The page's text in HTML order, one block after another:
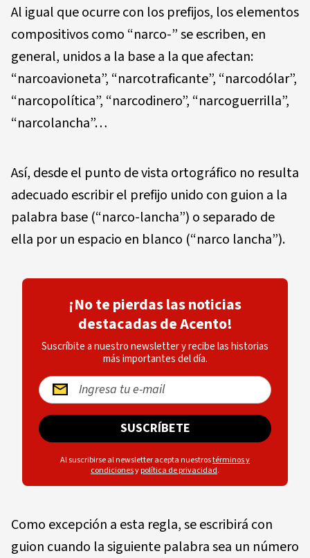
Al igual que ocurre con los prefijos, los elementos
compositivos como “narco-” se escriben, en
general, unidos a la base a la que afectan:
“narcoavioneta”, “narcotraficante”, “narcodólar”,
“narcopolítica”, “narcodinero”, “narcoguerrilla”,
“narcolancha”…
Así, desde el punto de vista ortográfico no resulta
adecuado escribir el prefijo unido con guion a la
palabra base (“narco-lancha”) o separado de
ella por un espacio en blanco (“narco lancha”).
¡No te pierdas las noticias
destacadas de Acento!
Suscríbite a nuestro newsletter y recibe las historias
más importantes del día.
SUSCRÍBETE
Al suscribirse al newsletter acepta nuestrostérminos y
condicionesypolítica de privacidad.
Como excepción a esta regla, se escribirá con
guion cuando la siguiente palabra sea un número